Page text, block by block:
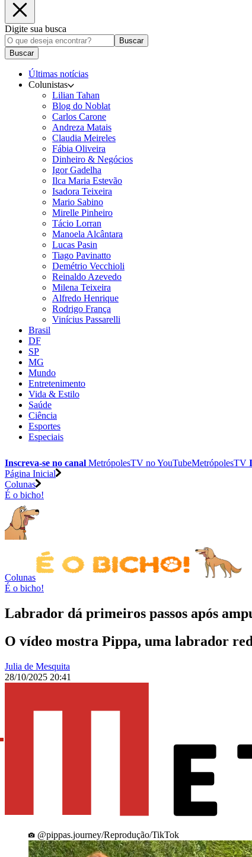
Digite sua busca
Buscar
Buscar
Últimas notícias
Colunistas
Lilian Tahan
Blog do Noblat
Carlos Carone
Andreza Matais
Claudia Meireles
Fábia Oliveira
Dinheiro & Negócios
Igor Gadelha
Ilca Maria Estevão
Isadora Teixeira
Mario Sabino
Mirelle Pinheiro
Tácio Lorran
Manoela Alcântara
Lucas Pasin
Tiago Pavinatto
Demétrio Vecchioli
Reinaldo Azevedo
Milena Teixeira
Alfredo Henrique
Rodrigo França
Vinícius Passarelli
Brasil
DF
SP
MG
Mundo
Entretenimento
Vida & Estilo
Saúde
Ciência
Esportes
Especiais
Inscreva-se no canal MetrópolesTV noYouTubeMetrópolesTV
Página Inicial
Colunas
É o bicho!
Colunas
É o bicho!
Labrador dá primeiros passos após
O vídeo mostra Pippa, uma labrador
Julia de Mesquita
28/10/2025 20:41
@pippas.journey/Reprodução/TikTok